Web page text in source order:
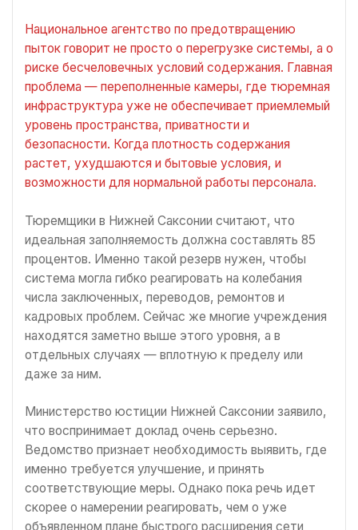
Национальное агентство по предотвращению
пыток говорит не просто о перегрузке системы, а о
риске бесчеловечных условий содержания. Главная
проблема — переполненные камеры, где тюремная
инфраструктура уже не обеспечивает приемлемый
уровень пространства, приватности и
безопасности. Когда плотность содержания
растет, ухудшаются и бытовые условия, и
возможности для нормальной работы персонала.
Тюремщики в Нижней Саксонии считают, что
идеальная заполняемость должна составлять 85
процентов. Именно такой резерв нужен, чтобы
система могла гибко реагировать на колебания
числа заключенных, переводов, ремонтов и
кадровых проблем. Сейчас же многие учреждения
находятся заметно выше этого уровня, а в
отдельных случаях — вплотную к пределу или
даже за ним.
Министерство юстиции Нижней Саксонии заявило,
что воспринимает доклад очень серьезно.
Ведомство признает необходимость выявить, где
именно требуется улучшение, и принять
соответствующие меры. Однако пока речь идет
скорее о намерении реагировать, чем о уже
объявленном плане быстрого расширения сети